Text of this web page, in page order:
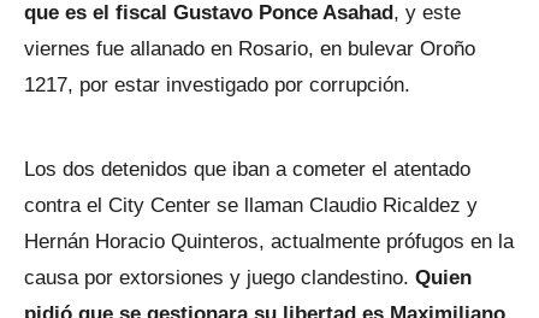
que es el fiscal Gustavo Ponce Asahad, y este
viernes fue allanado en Rosario, en bulevar Oroño
1217, por estar investigado por corrupción.
Los dos detenidos que iban a cometer el atentado
contra el City Center se llaman Claudio Ricaldez y
Hernán Horacio Quinteros, actualmente prófugos en la
causa por extorsiones y juego clandestino. Quien